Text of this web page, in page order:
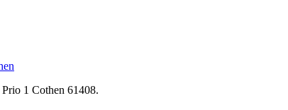
1 Cothen 61408.